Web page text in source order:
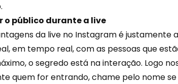
o público durante a live
da live no Instagram é justamente
em tempo real, com as pessoas que
o segredo está na interação. Logo
quem for entrando, chame pelo nome